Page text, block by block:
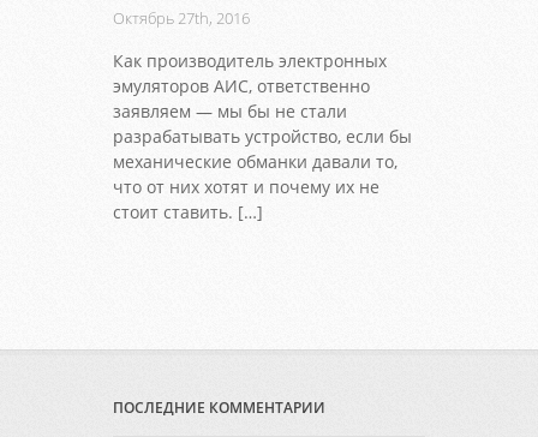
Октябрь 27th, 2016
Как производитель электронных
эмуляторов АИС, ответственно
заявляем — мы бы не стали
разрабатывать устройство, если бы
механические обманки давали то,
что от них хотят и почему их не
стоит ставить. […]
ПОСЛЕДНИЕ КОММЕНТАРИИ